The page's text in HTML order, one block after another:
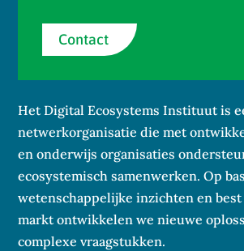
Contact
Het Digital Ecosystems Instituut is
netwerkorganisatie die met
en onderwijs organisaties
ecosystemisch samenwerken. Op
wetenschappelijke inzichten en
markt ontwikkelen we nieuwe
complexe vraagstukken.